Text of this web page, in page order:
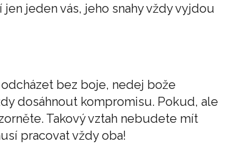
jeden vás, jeho snahy vždy vyjdou
bez boje, nedej bože
dosáhnout kompromisu. Pokud, ale
Takový vztah nebudete mít
pracovat vždy oba!